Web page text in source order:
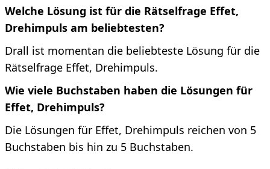
Welche Lösung ist für die Rätselfrage Effet,
Drehimpuls am beliebtesten?
Drall ist momentan die beliebteste Lösung für die
Rätselfrage Effet, Drehimpuls.
Wie viele Buchstaben haben die Lösungen für
Effet, Drehimpuls?
Die Lösungen für Effet, Drehimpuls reichen von 5
Buchstaben bis hin zu 5 Buchstaben.